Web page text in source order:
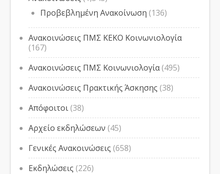
Προβεβλημένη Ανακοίνωση (136)
Ανακοινώσεις ΠΜΣ ΚΕΚΟ Κοινωνιολογία
(167)
Ανακοινώσεις ΠΜΣ Κοινωνιολογία(495)
Ανακοινώσεις Πρακτικής Άσκησης (38)
Απόφοιτοι(38)
Αρχείο εκδηλώσεων (45)
Γενικές Ανακοινώσεις (658)
Εκδηλώσεις (226)